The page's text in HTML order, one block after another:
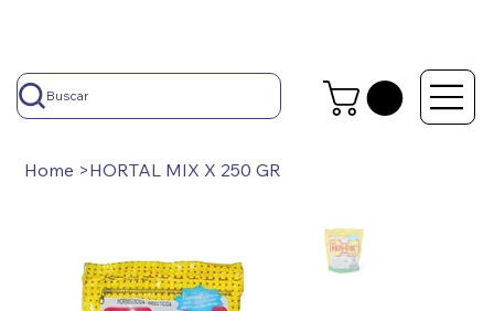
Buscar
Home >HORTAL MIX X 250 GR